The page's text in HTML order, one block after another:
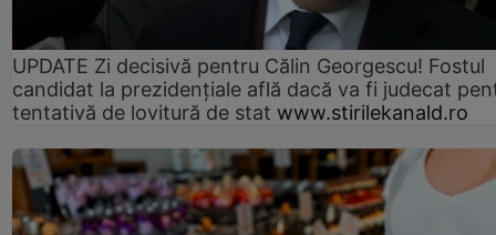
UPDATE Zi decisivă pentru Călin Georgescu! Fostul
candidat la prezidențiale află dacă va fi judecat
tentativă de lovitură de stat www.stirilekanald.ro